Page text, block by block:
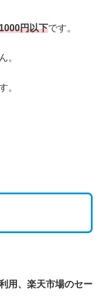
円以下です。
。
。
用、楽天市場のセー